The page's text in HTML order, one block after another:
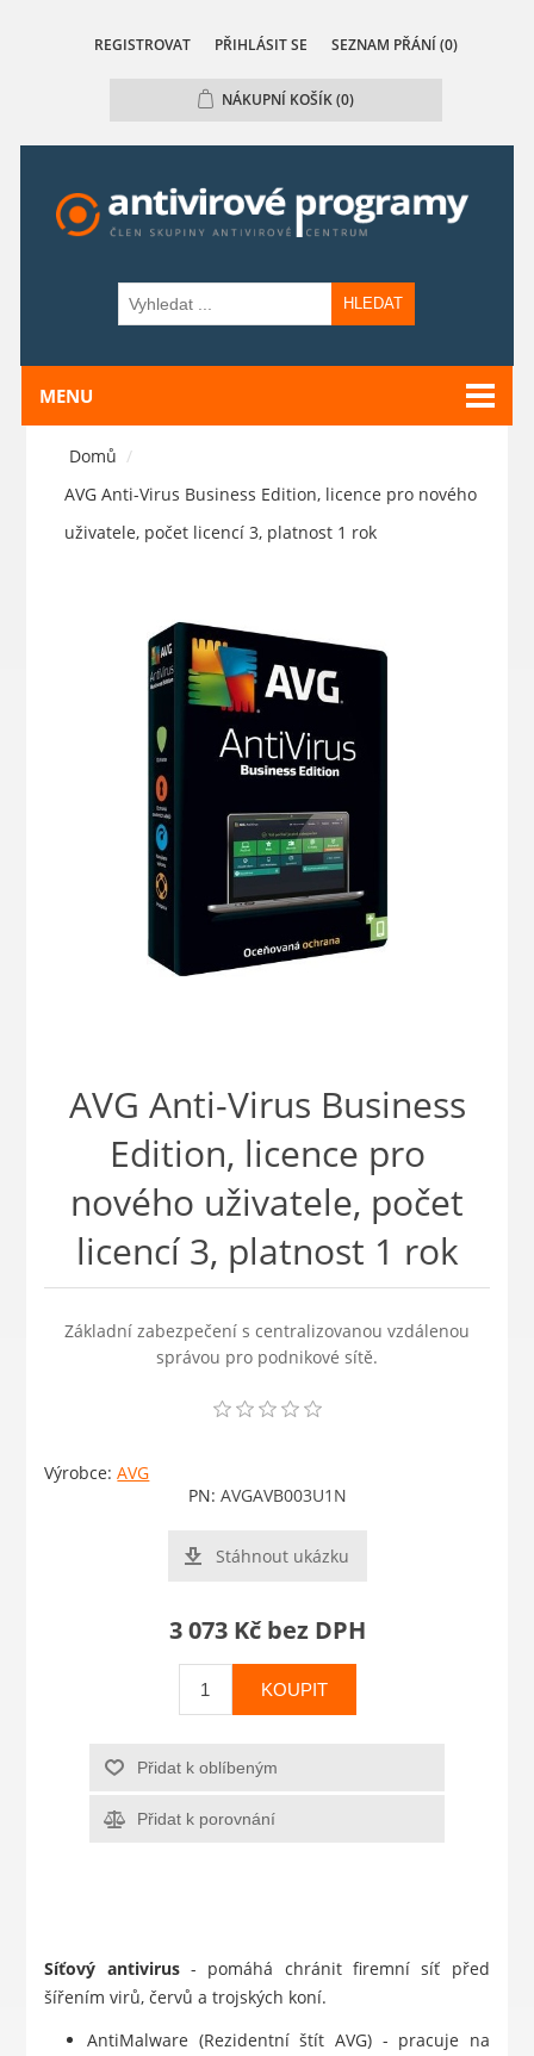
REGISTROVAT PŘIHLÁSIT SE SEZNAM PŘÁNÍ (0)
NÁKUPNÍ KOŠÍK(0)
HLEDAT
MENU
Domů /
AVG Anti-Virus Business Edition, licence pro nového
uživatele, počet licencí 3, platnost 1 rok
AVG Anti-Virus Business
Edition, licence pro
nového uživatele, počet
licencí 3, platnost 1 rok
Základní zabezpečení s centralizovanou vzdálenou
správou pro podnikové sítě.
Výrobce: AVG
PN: AVGAVB003U1N
Stáhnout ukázku
3 073 Kč bez DPH
KOUPIT
Přidat k oblíbeným
Přidat k porovnání
Síťový antivirus- pomáhá chránit firemní síť před
šířením virů, červů a trojských koní.
AntiMalware (Rezidentní štít AVG) - pracuje na